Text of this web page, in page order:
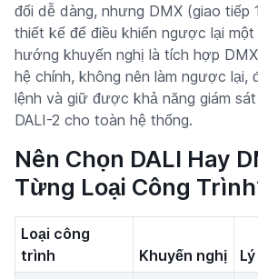
đối dễ dàng, nhưng DMX (giao tiếp
thiết kế để điều khiển ngược lại một
hướng khuyến nghị là tích hợp
hệ chính, không nên làm ngược lại,
lệnh và giữ được khả năng giám
DALI-2 cho toàn hệ thống.
Nên Chọn DALI Hay
Từng Loại Công
Loại công
trình
Khuyến nghị